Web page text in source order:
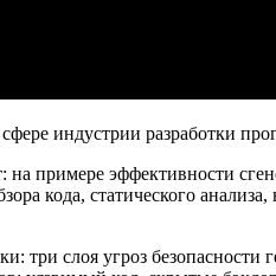
индустрии разработки
эффективности
кода, статического
три слоя угроз